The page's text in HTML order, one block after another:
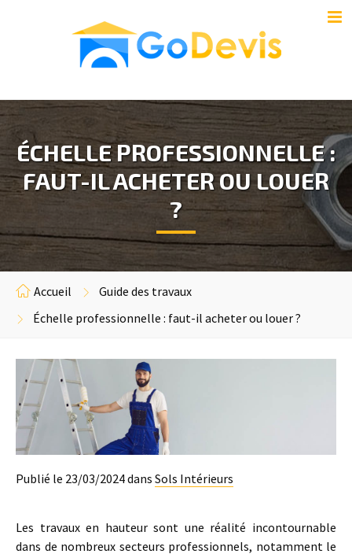
ÉCHELLE PROFESSIONNELLE :
FAUT-IL ACHETER OU LOUER
?
Accueil
Guide des travaux
Échelle professionnelle : faut-il acheter ou louer ?
Publié le 23/03/2024 dans Sols Intérieurs
Les travaux en hauteur sont une réalité incontournable
dans de nombreux secteurs professionnels, notamment le